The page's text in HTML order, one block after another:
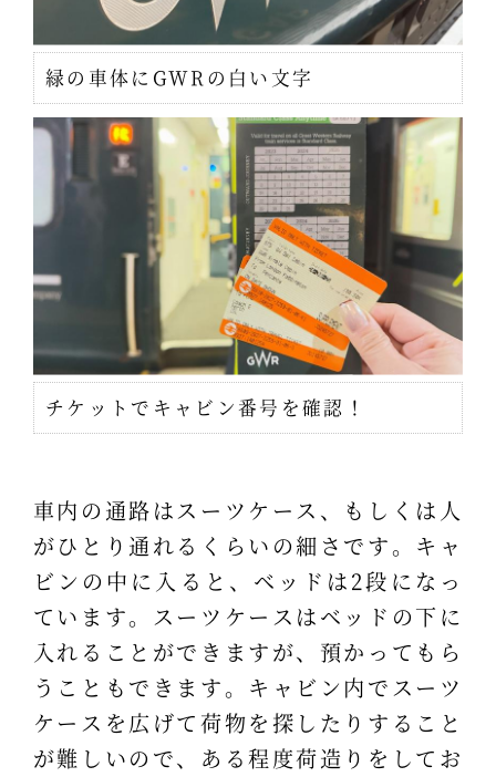
緑の車体にGWRの白い文字
チケットでキャビン番号を確認！
車内の通路はスーツケース、もしくは人
がひとり通れるくらいの細さです。キャ
ビンの中に入ると、ベッドは2段になっ
ています。スーツケースはベッドの下に
入れることができますが、預かってもら
うこともできます。キャビン内でスーツ
ケースを広げて荷物を探したりすること
が難しいので、ある程度荷造りをしてお